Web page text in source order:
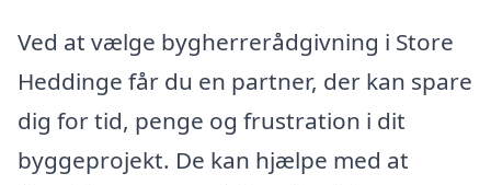
Ved at vælge bygherrerådgivning i Store
Heddinge får du en partner, der kan spare
dig for tid, penge og frustration i dit
byggeprojekt. De kan hjælpe med at